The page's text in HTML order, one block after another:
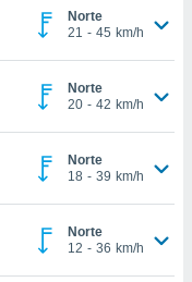
Norte
21 - 45 km/h
Norte
20 - 42 km/h
Norte
18 - 39 km/h
Norte
12 - 36 km/h